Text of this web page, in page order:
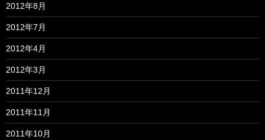
2012年8月
2012年7月
2012年4月
2012年3月
2011年12月
2011年11月
2011年10月